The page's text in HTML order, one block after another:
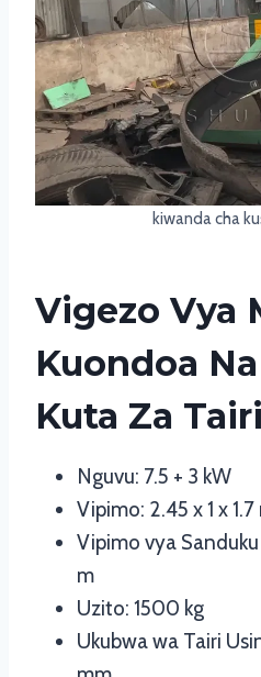
kiwanda cha
Vigezo Vya
Kuondoa
Kuta Za Tairi
Nguvu: 7.5 + 3 kW
Vipimo: 2.45 x 1 x 1.7
Vipimo vya Sanduku
m
Uzito: 1500 kg
Ukubwa wa Tairi